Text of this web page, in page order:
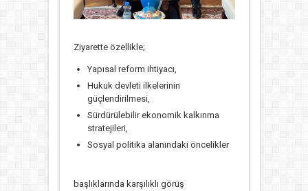
Ziyarette özellikle;
Yapısal reform ihtiyacı,
Hukuk devleti ilkelerinin
güçlendirilmesi,
Sürdürülebilir ekonomik kalkınma
stratejileri,
Sosyal politika alanındaki öncelikler
başlıklarında karşılıklı görüş